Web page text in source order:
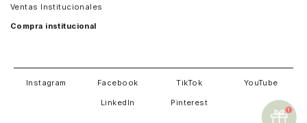
Ventas Institucionales
Compra institucional
Instagram Facebook TikTok YouTube
LinkedIn Pinterest